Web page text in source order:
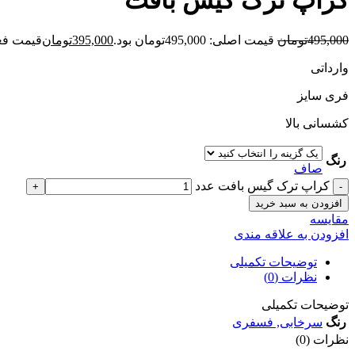
495,000تومان قیمت اصلی: 495,000تومان بود. 395,000تومانقیمت فعلی:
وارداتی
فری سایز
کشسانی بالا
رنگ
صاف
کراپ ترک گيس بافت عدد
افزودن به سبد خرید
مقايسه
افزودن به علاقه مندی
توضیحات تکمیلی
نظرات (0)
توضیحات تکمیلی
رنگ سرخابی, فسفری
نظرات (0)